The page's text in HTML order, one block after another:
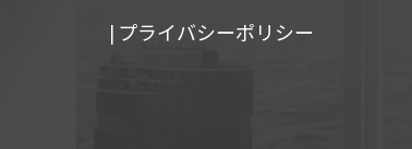
|プライバシーポリシー